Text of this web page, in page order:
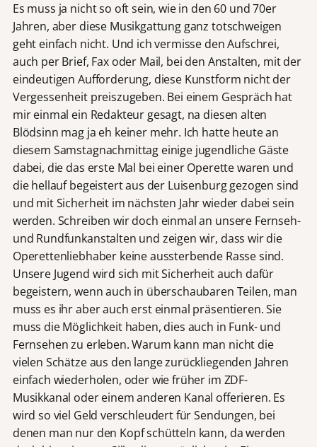
Es muss ja nicht so oft sein, wie in den 60 und 70er
Jahren, aber diese Musikgattung ganz totschweigen
geht einfach nicht. Und ich vermisse den Aufschrei,
auch per Brief, Fax oder Mail, bei den Anstalten, mit der
eindeutigen Aufforderung, diese Kunstform nicht der
Vergessenheit preiszugeben. Bei einem Gespräch hat
mir einmal ein Redakteur gesagt, na diesen alten
Blödsinn mag ja eh keiner mehr. Ich hatte heute an
diesem Samstagnachmittag einige jugendliche Gäste
dabei, die das erste Mal bei einer Operette waren und
die hellauf begeistert aus der Luisenburg gezogen sind
und mit Sicherheit im nächsten Jahr wieder dabei sein
werden. Schreiben wir doch einmal an unsere Fernseh-
und Rundfunkanstalten und zeigen wir, dass wir die
Operettenliebhaber keine aussterbende Rasse sind.
Unsere Jugend wird sich mit Sicherheit auch dafür
begeistern, wenn auch in überschaubaren Teilen, man
muss es ihr aber auch erst einmal präsentieren. Sie
muss die Möglichkeit haben, dies auch in Funk- und
Fernsehen zu erleben. Warum kann man nicht die
vielen Schätze aus den lange zurückliegenden Jahren
einfach wiederholen, oder wie früher im ZDF-
Musikkanal oder einem anderen Kanal offerieren. Es
wird so viel Geld verschleudert für Sendungen, bei
denen man nur den Kopf schütteln kann, da werden